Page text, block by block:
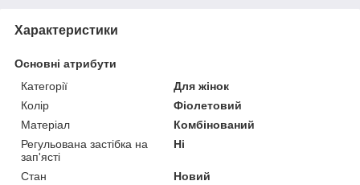
Характеристики
Основні атрибути
Категорії
Для жінок
Колір
Фіолетовий
Матеріал
Комбінований
Регульована застібка на
зап'ясті
Ні
Стан
Новий